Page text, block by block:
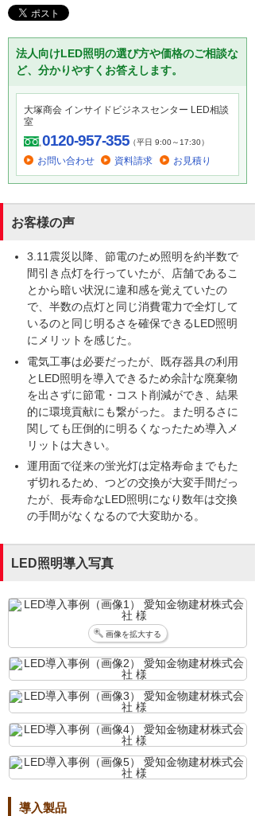
法人向けLED照明の選び方や価格のご相談な
ど、分かりやすくお答えします。
大塚商会 インサイドビジネスセンター LED相談
室
0120-957-355（平日 9:00～17:30）
お問い合わせ 資料請求 お見積り
お客様の声
3.11震災以降、節電のため照明を約半数で
間引き点灯を行っていたが、店舗であるこ
とから暗い状況に違和感を覚えていたの
で、半数の点灯と同じ消費電力で全灯して
いるのと同じ明るさを確保できるLED照明
にメリットを感じた。
電気工事は必要だったが、既存器具の利用
とLED照明を導入できるため余計な廃棄物
を出さずに節電・コスト削減ができ、結果
的に環境貢献にも繋がった。また明るさに
関しても圧倒的に明るくなったため導入メ
リットは大きい。
運用面で従来の蛍光灯は定格寿命までもた
ず切れるため、つどの交換が大変手間だっ
たが、長寿命なLED照明になり数年は交換
の手間がなくなるので大変助かる。
LED照明導入写真
画像を拡大する
導入製品